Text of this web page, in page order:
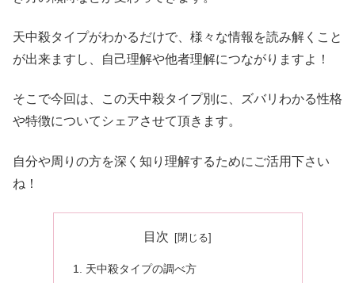
天中殺タイプがわかるだけで、様々な情報を読み解くこと
が出来ますし、自己理解や他者理解につながりますよ！
そこで今回は、この天中殺タイプ別に、ズバリわかる性格
や特徴についてシェアさせて頂きます。
自分や周りの方を深く知り理解するためにご活用下さい
ね！
目次
天中殺タイプの調べ方